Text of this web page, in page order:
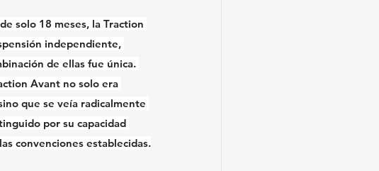
solo 18 meses, la Traction
independiente,
de ellas fue única.
Avant no solo era
que se veía radicalmente
por su capacidad
convenciones establecidas.